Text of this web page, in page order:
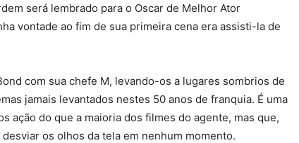
será lembrado para o Oscar de Melhor Ator
vontade ao fim de sua primeira cena era assisti-la de
com sua chefe M, levando-os a lugares sombrios de
jamais levantados nestes 50 anos de franquia. É uma
ação do que a maioria dos filmes do agente, mas que,
os olhos da tela em nenhum momento.